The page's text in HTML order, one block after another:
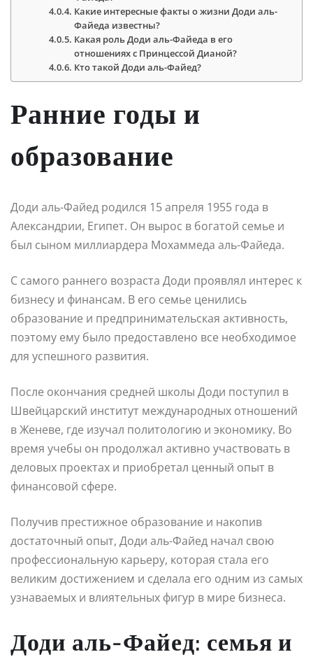
Какие интересные факты о жизни Доди аль-
Файеда известны?
Какая роль Доди аль-Файеда в его
отношениях с Принцессой Дианой?
Кто такой Доди аль-Файед?
Ранние годы и
образование
Доди аль-Файед родился 15 апреля 1955 года в
Александрии, Египет. Он вырос в богатой семье и
был сыном миллиардера Мохаммеда аль-Файеда.
С самого раннего возраста Доди проявлял интерес к
бизнесу и финансам. В его семье ценились
образование и предпринимательская активность,
поэтому ему было предоставлено все необходимое
для успешного развития.
После окончания средней школы Доди поступил в
Швейцарский институт международных отношений
в Женеве, где изучал политологию и экономику. Во
время учебы он продолжал активно участвовать в
деловых проектах и приобретал ценный опыт в
финансовой сфере.
Получив престижное образование и накопив
достаточный опыт, Доди аль-Файед начал свою
профессиональную карьеру, которая стала его
великим достижением и сделала его одним из самых
узнаваемых и влиятельных фигур в мире бизнеса.
Доди аль-Файед: семья и